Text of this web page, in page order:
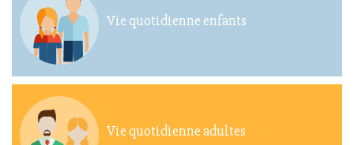
Vie quotidienne enfants
Vie quotidienne adultes